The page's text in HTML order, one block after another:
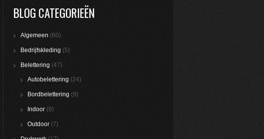
BLOG CATEGORIEËN
Algemeen (60)
Bedrijfskleding (5)
Belettering (47)
Autobelettering (24)
Bordbelettering (9)
Indoor (9)
Outdoor (7)